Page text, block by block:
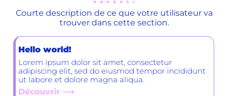
Courte description de ce que votre utilisateur va
trouver dans cette section.
Hello world!
Lorem ipsum dolor sit amet, consectetur
adipiscing elit, sed do eiusmod tempor incididunt
ut labore et dolore magna aliqua.
Découvrir ⟶